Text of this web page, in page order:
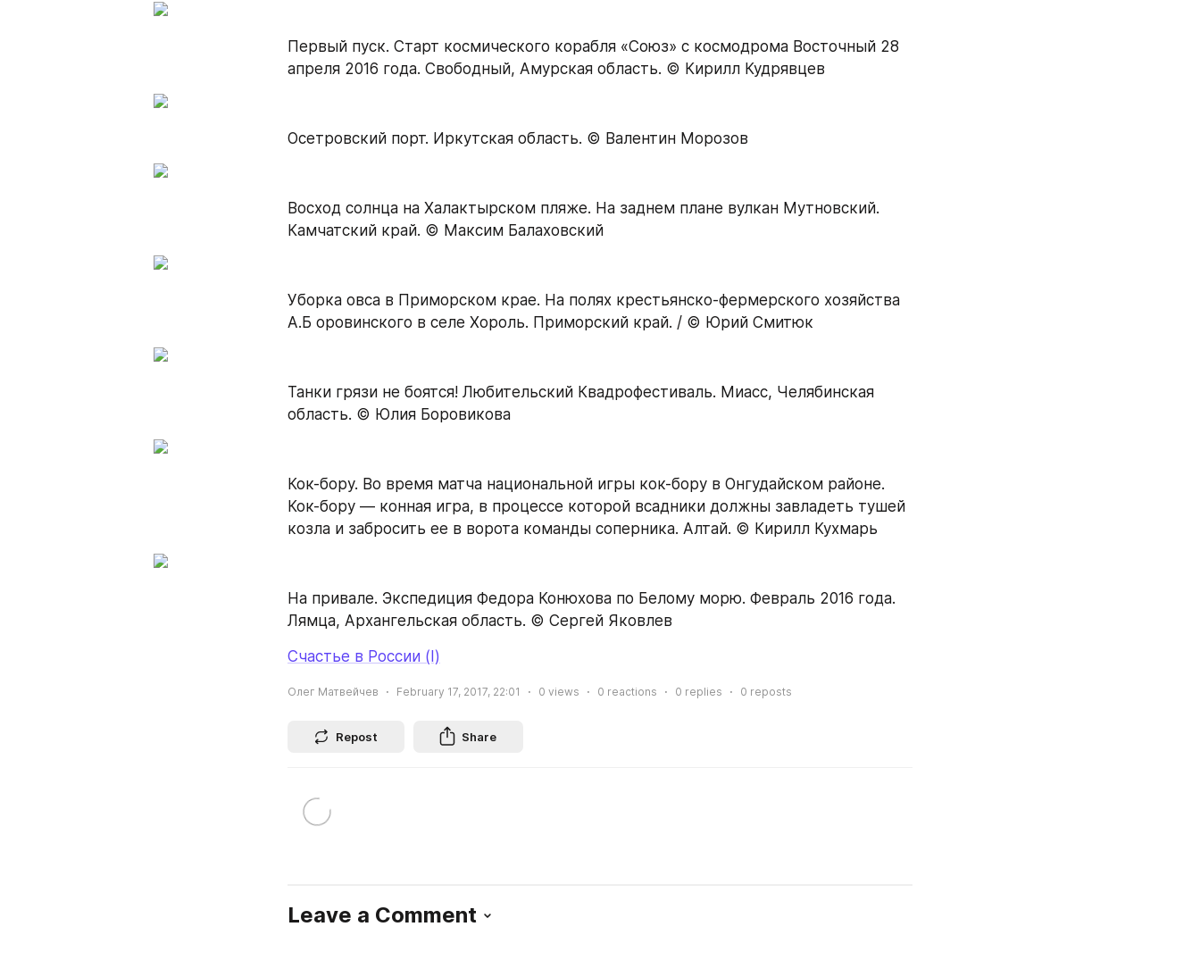
Первый пуск. Старт космического корабля «Союз» с космодрома Восточный 28
апреля 2016 года. Свободный, Амурская область. © Кирилл Кудрявцев
Осетровский порт. Иркутская область. © Валентин Морозов
Восход солнца на Халактырском пляже. На заднем плане вулкан Мутновский.
Камчатский край. © Максим Балаховский
Уборка овса в Приморском крае. На полях крестьянско-фермерского хозяйства
А.Б оровинского в селе Хороль. Приморский край. / © Юрий Смитюк
Танки грязи не боятся! Любительский Квадрофестиваль. Миасс, Челябинская
область. © Юлия Боровикова
Кок-бору. Во время матча национальной игры кок-бору в Онгудайском районе.
Кок-бору — конная игра, в процессе которой всадники должны завладеть тушей
козла и забросить ее в ворота команды соперника. Алтай. © Кирилл Кухмарь
На привале. Экспедиция Федора Конюхова по Белому морю. Февраль 2016 года.
Лямца, Архангельская область. © Сергей Яковлев
Счастье в России (I)
Олег Матвейчев February 17, 2017, 22:01 0 views 0 reactions 0 replies 0 reposts
Repost Share
Leave a Comment